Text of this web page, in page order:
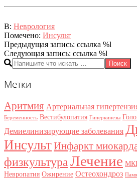
2015-
06-
01
В: Неврология
Помечено: Инсульт
Предыдущая запись: ссылка %l
Следующая запись: ссылка %l
Поиск
Метки
Аритмия Артериальная
Беременность Вестибулопатия Гиперкинезы
Демиелинизирующие заболевания
ИнсультИнфаркт
физкультура Лечение
Невропатия Ожирение Остеохондроз